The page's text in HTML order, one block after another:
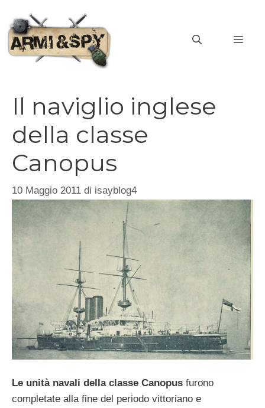
contenuto
Il naviglio inglese
della classe
Canopus
10 Maggio 2011 di isayblog4
Le unità navali della classe Canopus furono
completate alla fine del periodo vittoriano e